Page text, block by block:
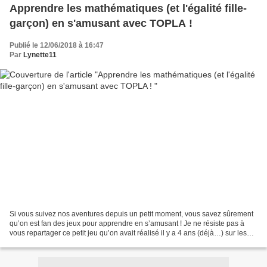
Apprendre les mathématiques (et l'égalité fille-
garçon) en s'amusant avec TOPLA !
Publié le 12/06/2018 à 16:47
Par Lynette11
Si vous suivez nos aventures depuis un petit moment, vous savez sûrement
qu’on est fan des jeux pour apprendre en s’amusant ! Je ne résiste pas à
vous repartager ce petit jeu qu’on avait réalisé il y a 4 ans (déjà…) sur les